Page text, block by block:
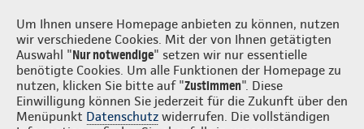
Um Ihnen unsere Homepage anbieten zu können, nutzen
wir verschiedene Cookies. Mit der von Ihnen getätigten
Auswahl "Nur notwendige" setzen wir nur essentielle
benötigte Cookies. Um alle Funktionen der Homepage zu
nutzen, klicken Sie bitte auf "Zustimmen". Diese
Einwilligung können Sie jederzeit für die Zukunft über den
Menüpunkt Datenschutz widerrufen. Die vollständigen
Starmanns OHG Login